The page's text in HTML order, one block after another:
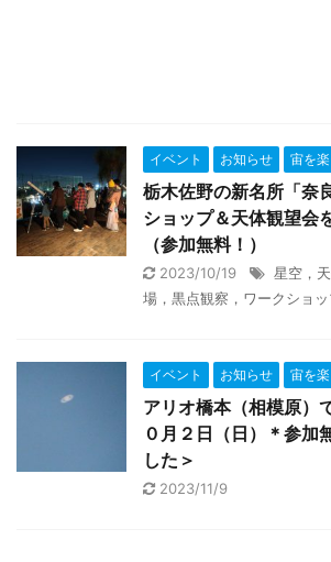
イベント お知らせ 宙を
栃木佐野の新名所「奈
ショップ＆天体観望会
（参加無料！）
2023/10/19
星空，
場，黒点観察，ワークショ
イベント お知らせ 宙を
アリオ橋本（相模原
０月２日（日）＊参加
した＞
2023/11/9